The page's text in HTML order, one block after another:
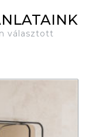
választott